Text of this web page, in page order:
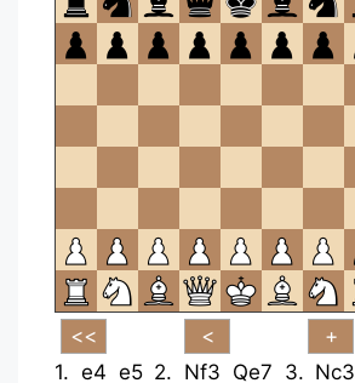
te
openen.
1. e4 e5 2. Nf3 Qe7 3. Nc3